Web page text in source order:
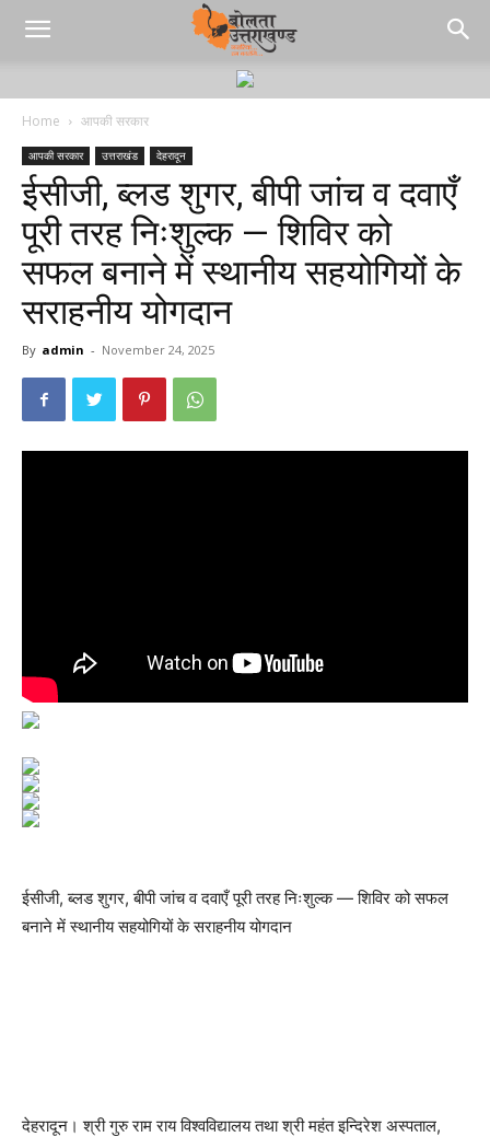
Home आपकी सरकार
आपकी सरकार उत्तराखंड देहरादून
ईसीजी, ब्लड शुगर, बीपी जांच व दवाएँ
पूरी तरह निःशुल्क — शिविर को
सफल बनाने में स्थानीय सहयोगियों के
सराहनीय योगदान
By admin - November 24, 2025
ईसीजी, ब्लड शुगर, बीपी जांच व दवाएँ पूरी तरह निःशुल्क — शिविर को सफल
बनाने में स्थानीय सहयोगियों के सराहनीय योगदान
देहरादून। श्री गुरु राम राय विश्वविद्यालय तथा श्री महंत इन्दिरेश अस्पताल,